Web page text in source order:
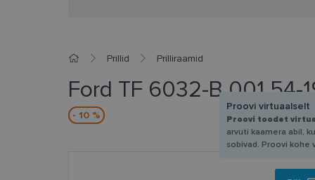
Prillid Prilliraamid
Ford TF 6032-B 001 54-
- 10 %
Proovi virtuaalselt
Proovi toodet
arvuti kaamera abil,
sobivad. Proovi